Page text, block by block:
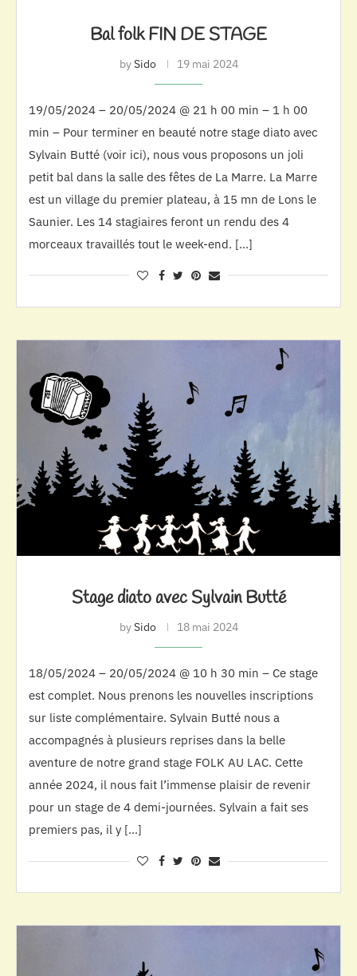
Bal folk FIN DE STAGE
bySido 19 mai 2024
19/05/2024 – 20/05/2024 @ 21 h 00 min – 1 h 00
min – Pour terminer en beauté notre stage diato avec
Sylvain Butté (voir ici), nous vous proposons un joli
petit bal dans la salle des fêtes de La Marre. La Marre
est un village du premier plateau, à 15 mn de Lons le
Saunier. Les 14 stagiaires feront un rendu des 4
morceaux travaillés tout le week-end. […]
Stage diato avec Sylvain Butté
bySido 18 mai 2024
18/05/2024 – 20/05/2024 @ 10 h 30 min – Ce stage
est complet. Nous prenons les nouvelles inscriptions
sur liste complémentaire. Sylvain Butté nous a
accompagnés à plusieurs reprises dans la belle
aventure de notre grand stage FOLK AU LAC. Cette
année 2024, il nous fait l’immense plaisir de revenir
pour un stage de 4 demi-journées. Sylvain a fait ses
premiers pas, il y […]